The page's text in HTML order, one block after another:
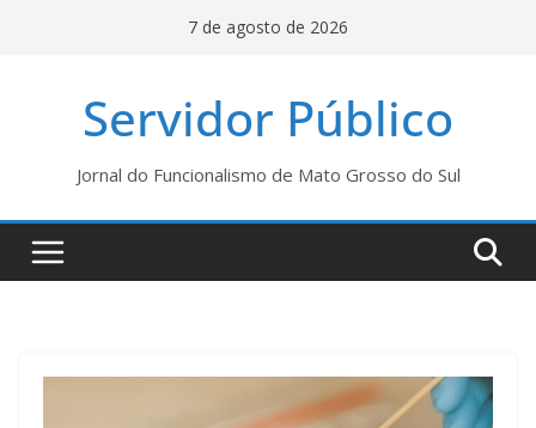
7 de agosto de 2026
Servidor Público
Jornal do Funcionalismo de Mato Grosso do Sul